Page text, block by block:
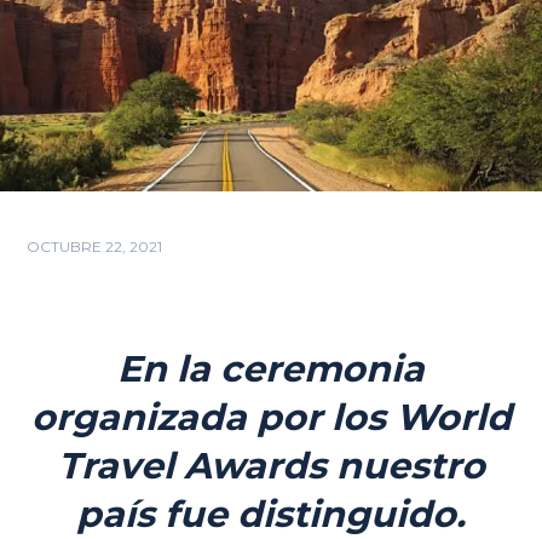
OCTUBRE 22, 2021
En la ceremonia
organizada por los World
Travel Awards nuestro
país fue distinguido.